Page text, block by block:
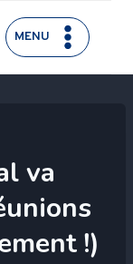
MENU
va
!)